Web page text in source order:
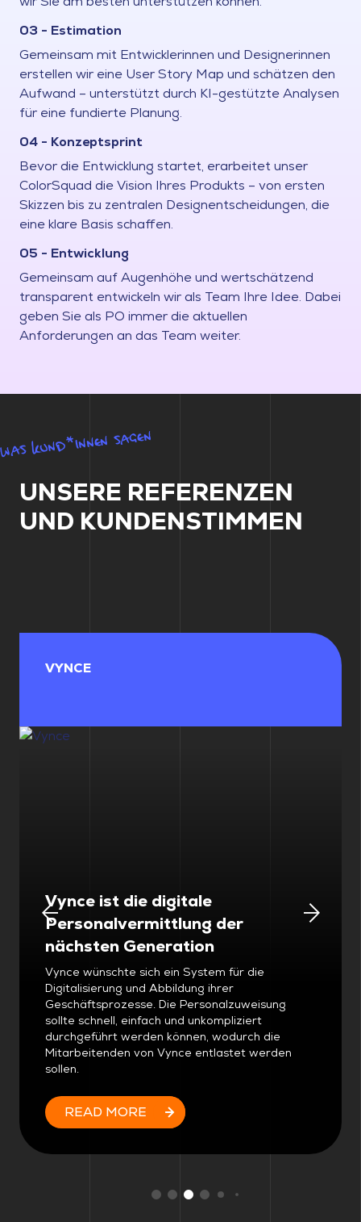
03 - Estimation
Gemeinsam mit Entwicklerinnen und Designerinnen
erstellen wir eine User Story Map und schätzen den
Aufwand – unterstützt durch KI-gestützte Analysen
für eine fundierte Planung.
04 - Konzeptsprint
Bevor die Entwicklung startet, erarbeitet unser
ColorSquad die Vision Ihres Produkts – von ersten
Skizzen bis zu zentralen Designentscheidungen, die
eine klare Basis schaffen.
05 - Entwicklung
Gemeinsam auf Augenhöhe und wertschätzend
transparent entwickeln wir als Team Ihre Idee. Dabei
geben Sie als PO immer die aktuellen
Anforderungen an das Team weiter.
WAS KUND*INNEN SAGEN
UNSERE REFERENZEN
UND KUNDENSTIMMEN
VYNCE
Vynce ist die digitale
Personalvermittlung der
nächsten Generation
Vynce wünschte sich ein System für die
Digitalisierung und Abbildung ihrer
Geschäftsprozesse. Die Personalzuweisung
sollte schnell, einfach und unkompliziert
durchgeführt werden können, wodurch die
Mitarbeitenden von Vynce entlastet werden
sollen.
READ MORE